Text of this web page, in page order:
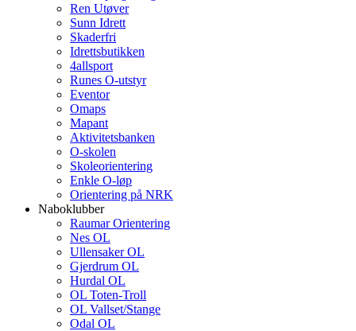
Ren Utøver
Sunn Idrett
Skaderfri
Idrettsbutikken
4allsport
Runes O-utstyr
Eventor
Omaps
Mapant
Aktivitetsbanken
O-skolen
Skoleorientering
Enkle O-løp
Orientering på NRK
Naboklubber
Raumar Orientering
Nes OL
Ullensaker OL
Gjerdrum OL
Hurdal OL
OL Toten-Troll
OL Vallset/Stange
Odal OL